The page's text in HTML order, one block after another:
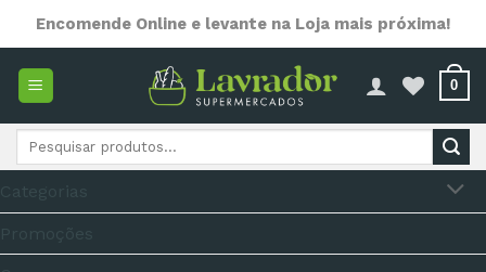
content
Encomende Online e levante na Loja mais próxima!
0
Pesquisar